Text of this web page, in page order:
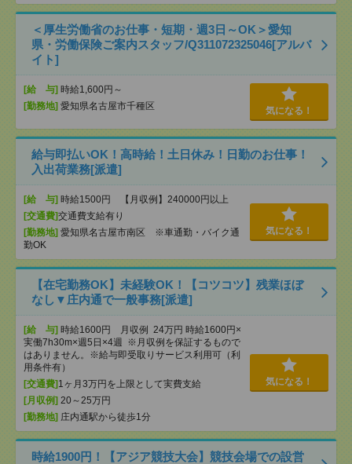
＜厚生労働省のお仕事・短期・週3日～OK＞愛知
県・労働保険ご案内スタッフ/Q311072325046[アルバ
イト]
[給 与] 時給1,600円～
[勤務地] 愛知県名古屋市千種区 気になる！
給与即払いOK！高時給！土日休み！日勤のお仕事！
入出荷業務[派遣]
[給 与] 時給1500円 【月収例】240000円以上
[交通費]交通費支給有り
[勤務地] 愛知県名古屋市南区 ※車通勤・バイク通
勤OK
気になる！
【在宅勤務OK】未経験OK！【コツコツ】残業ほぼ
なし▼庄内通で一般事務[派遣]
[給 与] 時給1600円 月収例 24万円 時給1600円×
実働7h30m×週5日×4週 ※月収例を保証するもので
はありません。※給与即受取りサービス利用可（利
用条件有）
[交通費] 1ヶ月3万円を上限として実費支給
[月収例] 20～25万円
[勤務地] 庄内通駅から徒歩1分
気になる！
時給1900円！【アジア競技大会】競技会場での設営